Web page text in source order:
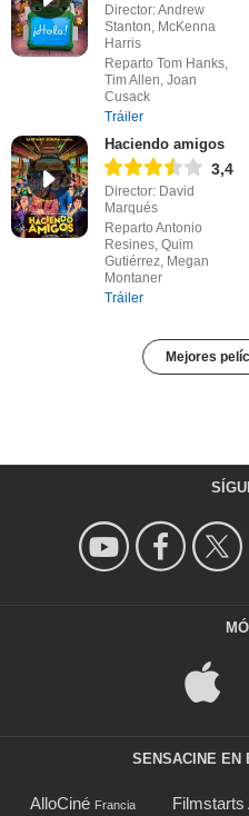
Director: Andrew
Stanton, McKenna
Harris
Reparto Tom Hanks,
Tim Allen, Joan
Cusack
Tráiler
Haciendo amigos
3,4
Director: David
Marqués
Reparto Antonio
Resines, Quim
Gutiérrez, Megan
Montaner
Tráiler
Mejores
SENSACINE EN
AlloCiné Francia Filmstarts